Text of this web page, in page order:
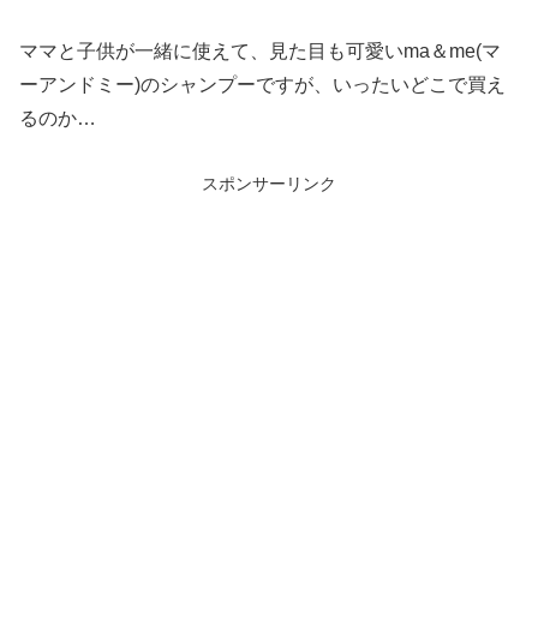
ママと子供が一緒に使えて、見た目も可愛いma＆me(マ
ーアンドミー)のシャンプーですが、いったいどこで買え
るのか…
スポンサーリンク